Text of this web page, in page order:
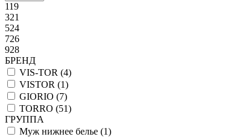
119
321
524
726
928
БРЕНД
VIS-TOR (4)
VISTOR (1)
GIORIO (7)
TORRO (51)
ГРУППА
Муж нижнее белье (1)